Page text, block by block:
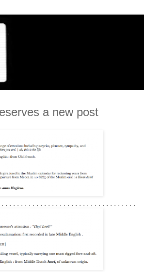
a new post
. . . . . . . . . . . . . . . . . . . . . . . . . . . . . . . . . .